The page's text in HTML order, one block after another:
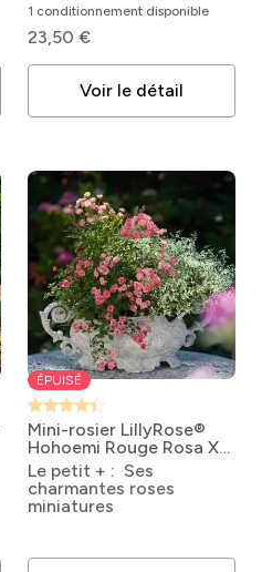
1 conditionnement disponible
23,50 €
Voir le détail
ÉPUISÉ
Mini-rosier LillyRose®
Hohoemi Rouge Rosa X
LillyRose TM Wonder6
‘Hohoemi rouge’
Le petit + : Ses
charmantes roses
miniatures